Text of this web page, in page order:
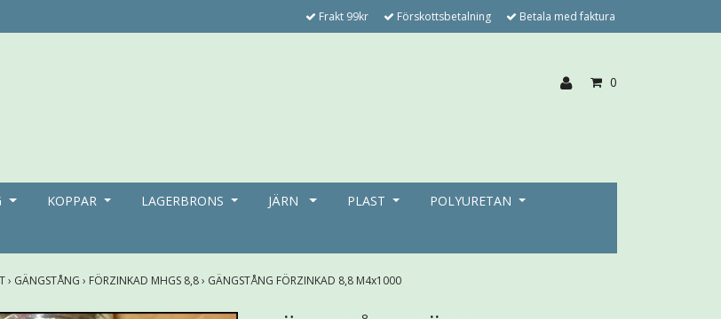
Frakt 99kr Förskottsbetalning Betala med faktura
0
KOPPAR LAGERBRONS JÄRN PLAST POLYURETAN
› GÄNGSTÅNG › FÖRZINKAD MHGS 8,8› GÄNGSTÅNG FÖRZINKAD 8,8 M4x1000